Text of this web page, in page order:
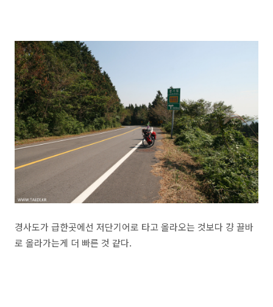
경사도가 급한곳에선 저단기어로 타고 올라오는 것보다 걍 끌바
로 올라가는게 더 빠른 것 같다.